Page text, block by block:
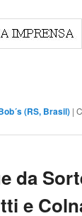
(RS, Brasil) |
da
e